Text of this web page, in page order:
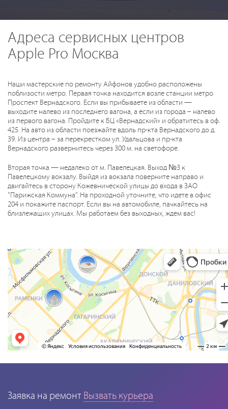
Адреса сервисных центров
Apple Pro Москва
Наши мастерские по ремонту Айфонов удобно расположены
поблизости метро. Первая точка находится возле станции метро
Проспект Вернадского. Если вы прибываете из области —
выходите налево из последнего вагона, а если из города – налево
из первого вагона. Пройдите к БЦ «Вернадский» и обратитесь в оф.
425. На авто из области поезжайте вдоль пр-кта Вернадского до д.
39. Из центра – за перекрестком ул. Удальцова и пр-кта
Вернадского развернитесь через 300 м. на светофоре.
Вторая точка — недалеко от м. Павелецкая. Выход №3 к
Павелецкому вокзалу. Выйдя из вокзала поверните направо и
двигайтесь в сторону Кожевнической улицы до входа в ЗАО
"Парижская Коммуна". На проходной уточните, что идете в офис
204 и покажите паспорт. Если вы на автомобиле, пачкайтесь на
близлежащих улицах. Мы работаем без выходных, ждем вас!
Заявка на ремонт Вызвать курьера